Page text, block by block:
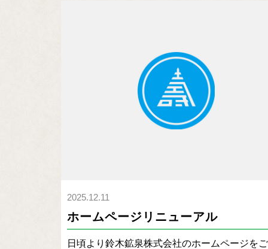
2025.12.11
ホームページリニューアル
日頃より鈴木鉱泉株式会社のホームページを